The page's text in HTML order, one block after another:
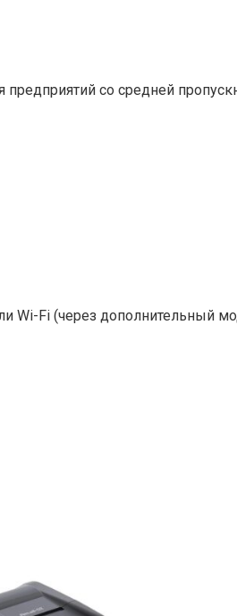
со средней
Wi-Fi (через дополнительный